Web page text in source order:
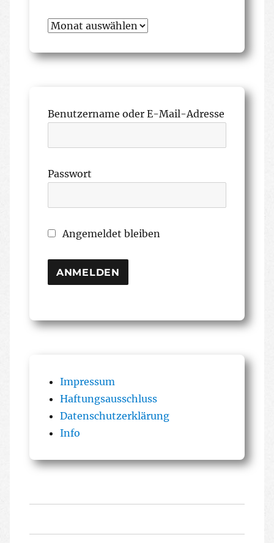
Archiv
Benutzername oder E-Mail-Adresse
Passwort
Angemeldet bleiben
Impressum
Haftungsausschluss
Datenschutzerklärung
Info